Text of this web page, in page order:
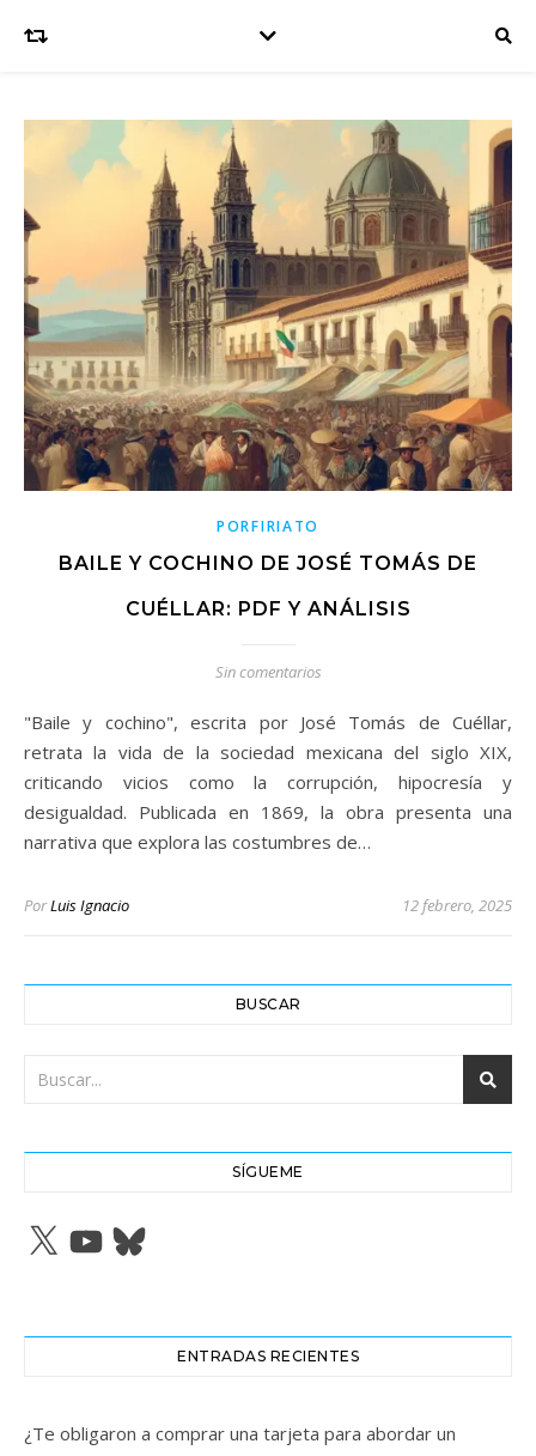
PORFIRIATO
BAILE Y COCHINO DE JOSÉ TOMÁS DE
CUÉLLAR: PDF Y ANÁLISIS
Sin comentarios
"Baile y cochino", escrita por José Tomás de Cuéllar,
retrata la vida de la sociedad mexicana del siglo XIX,
criticando vicios como la corrupción, hipocresía y
desigualdad. Publicada en 1869, la obra presenta una
narrativa que explora las costumbres de…
PorLuis Ignacio 12 febrero, 2025
BUSCAR
SÍGUEME
X YouTubeBluesky
ENTRADAS RECIENTES
¿Te obligaron a comprar una tarjeta para abordar un